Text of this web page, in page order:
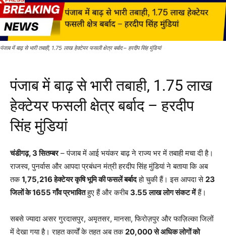
पंजाब में बाढ़ से भारी तबाही, 1.75 लाख हेक्टेयर फसली क्षेत्र बर्बाद – हरदीप सिंह मुंडियां
पंजाब में बाढ़ से भारी तबाही, 1.75 लाख
हेक्टेयर फसली क्षेत्र बर्बाद – हरदीप
सिंह मुंडियां
चंडीगढ़, 3 सितम्बर– पंजाब में आई भयंकर बाढ़ ने राज्य भर में तबाही मचा दी है।
राजस्व, पुनर्वास और आपदा प्रबंधन मंत्री हरदीप सिंह मुंडियां ने बताया कि अब
तक1,75,216 हेक्टेयर कृषि भूमि की फसलें बर्बादहो चुकी हैं। इस आपदा से 23
जिलों के 1655 गाँव प्रभावितहुए हैं और करीब 3.55 लाख लोग संकट मेंहैं।
सबसे ज्यादा असर गुरदासपुर, अमृतसर, मानसा, फिरोज़पुर और फाज़िल्का जिलों
में देखा गया है। राहत कार्यों के तहत अब तक 20,000 से अधिक लोगों को